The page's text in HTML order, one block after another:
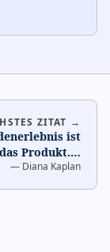
ZITAT →
ist
das Produkt.…
— Diana Kaplan